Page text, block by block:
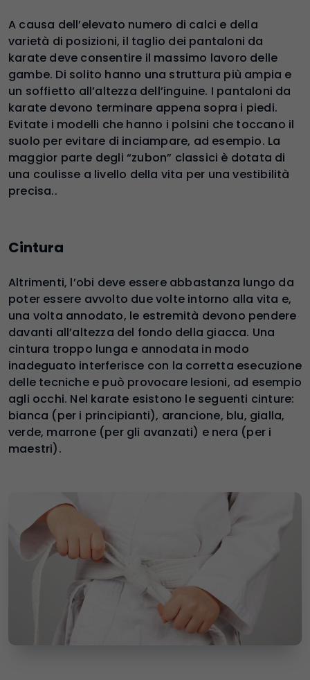
A causa dell’elevato numero di calci e della
varietà di posizioni, il taglio dei pantaloni da
karate deve consentire il massimo lavoro delle
gambe. Di solito hanno una struttura più ampia e
un soffietto all’altezza dell’inguine. I pantaloni da
karate devono terminare appena sopra i piedi.
Evitate i modelli che hanno i polsini che toccano il
suolo per evitare di inciampare, ad esempio. La
maggior parte degli “zubon” classici è dotata di
una coulisse a livello della vita per una vestibilità
precisa..
Cintura
Altrimenti, l’obi deve essere abbastanza lungo da
poter essere avvolto due volte intorno alla vita e,
una volta annodato, le estremità devono pendere
davanti all’altezza del fondo della giacca. Una
cintura troppo lunga e annodata in modo
inadeguato interferisce con la corretta esecuzione
delle tecniche e può provocare lesioni, ad esempio
agli occhi. Nel karate esistono le seguenti cinture:
bianca (per i principianti), arancione, blu, gialla,
verde, marrone (per gli avanzati) e nera (per i
maestri).